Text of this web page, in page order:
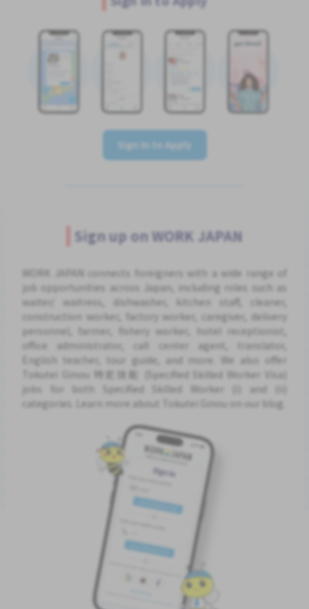
Sign In to Apply
Sign up on WORK JAPAN
WORK JAPAN connects foreigners with a wide range of
job opportunities across Japan, including roles such as
waiter/ waitress, dishwasher, kitchen staff, cleaner,
construction worker, factory worker, caregiver, delivery
personnel, farmer, fishery worker, hotel receptionist,
office administrator, call center agent, translator,
English teacher, tour guide, and more. We also offer
Tokutei Ginou 特定技能 (Specified Skilled Worker Visa)
jobs for both Specified Skilled Worker (i) and (ii)
categories. Learn more about Tokutei Ginou on our blog.